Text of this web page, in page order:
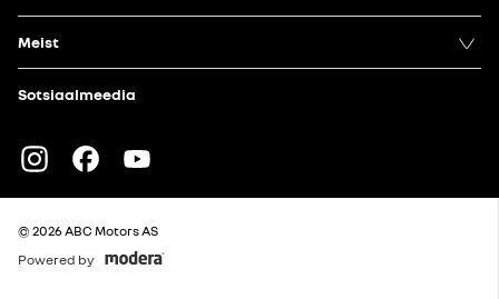
Meist
Sotsiaalmeedia
Instagram
Facebook
© 2026 ABC Motors AS
Powered by